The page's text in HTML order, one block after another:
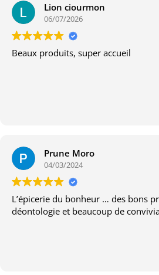
Lion ciourmon
06/07/2026
Beaux produits, super accueil
Prune Moro
04/03/2024
L’épicerie du bonheur … des bons
déontologie et beaucoup de